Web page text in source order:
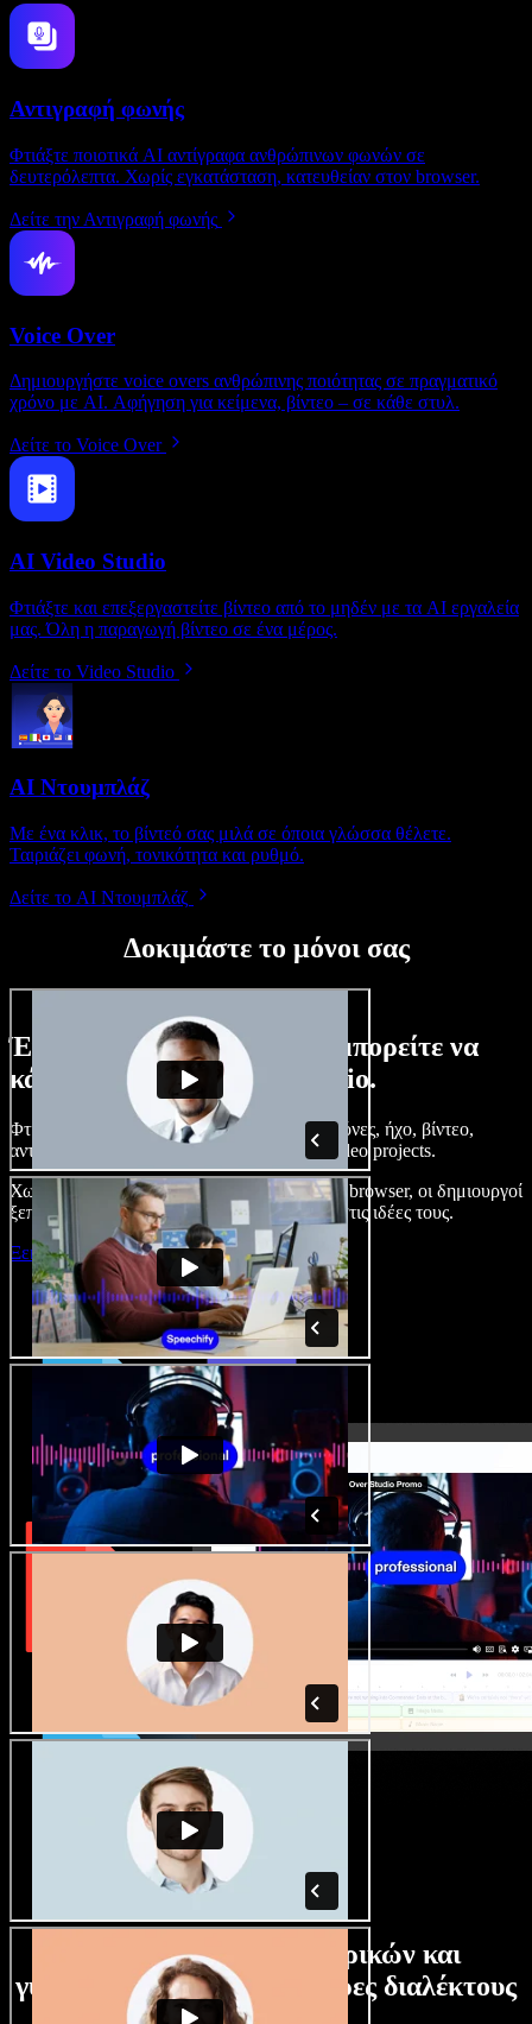
Αντιγραφή φωνής
Φτιάξτε ποιοτικά AI αντίγραφα ανθρώπινων φωνών σε
δευτερόλεπτα. Χωρίς εγκατάσταση, κατευθείαν στον browser.
Δείτε την Αντιγραφή φωνής
Voice Over
Δημιουργήστε voice overs ανθρώπινης ποιότητας σε πραγματικό
χρόνο με AI. Αφήγηση για κείμενα, βίντεο – σε κάθε στυλ.
Δείτε το Voice Over
AI Video Studio
Φτιάξτε και επεξεργαστείτε βίντεο από το μηδέν με τα AI εργαλεία
μας. Όλη η παραγωγή βίντεο σε ένα μέρος.
Δείτε το Video Studio
AI Ντουμπλάζ
Με ένα κλικ, το βίντεό σας μιλά σε όποια γλώσσα θέλετε.
Ταιριάζει φωνή, τονικότητα και ρυθμό.
Δείτε το AI Ντουμπλάζ
Δοκιμάστε το μόνοι σας
Ένα μικρό δείγμα από όσα μπορείτε να
κάνετε με το Speechify Studio.
Φτιάξτε voice overs, προσθέστε δωρεάν εικόνες, ήχο, βίντεο,
αντιγραφή φωνής – ολοκληρωμένα audio/video projects.
Χωρίς καμπύλη εκμάθησης και με όλα στον browser, οι δημιουργοί
ξεπερνούν τα κλασικά όρια και δίνουν ζωή στις ιδέες τους.
Ξεκινήστε με το Studio
Τεράστια συλλογή ανδρικών και
γυναικείων φωνών με άπειρες διαλέκτους